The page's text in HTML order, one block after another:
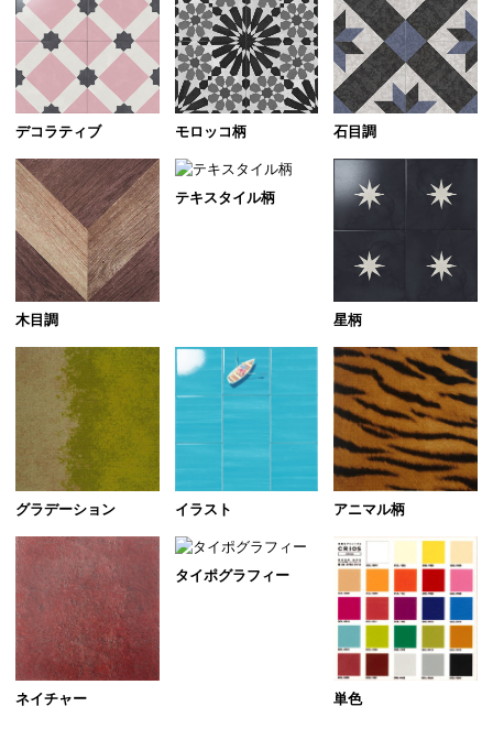
デコラティブ モロッコ柄 石目調
木目調
テキスタイル柄
星柄
グラデーション イラスト アニマル柄
ネイチャー
タイポグラフィー
単色